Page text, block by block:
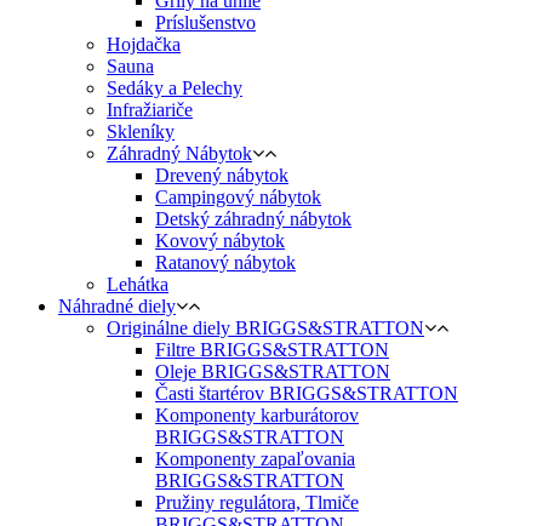
Príslušenstvo
Hojdačka
Sauna
Sedáky a Pelechy
Infražiariče
Skleníky
Záhradný Nábytok
Drevený nábytok
Campingový nábytok
Detský záhradný nábytok
Kovový nábytok
Ratanový nábytok
Lehátka
Náhradné diely
Originálne diely BRIGGS&STRATTON
Filtre BRIGGS&STRATTON
Oleje BRIGGS&STRATTON
Časti štartérov BRIGGS&STRATTON
Komponenty karburátorov
BRIGGS&STRATTON
Komponenty zapaľovania
BRIGGS&STRATTON
Pružiny regulátora, Tlmiče